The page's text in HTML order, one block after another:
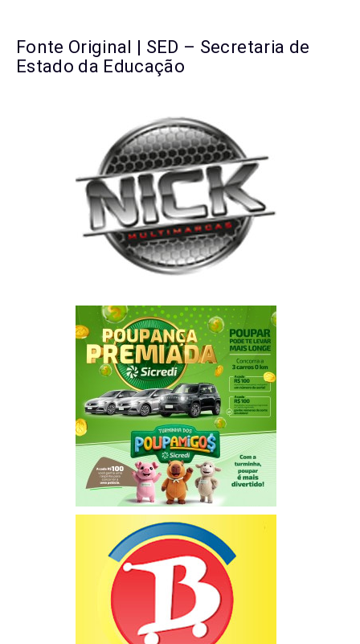
Fonte Original | SED – Secretaria de
Estado da Educação